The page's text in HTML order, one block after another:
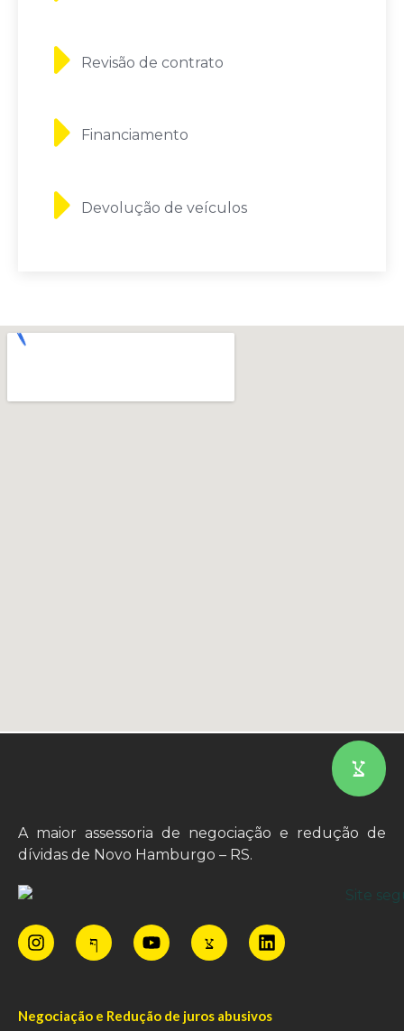
Revisão de contrato
Financiamento
Devolução de veículos
A maior assessoria de negociação e redução de
dívidas de Novo Hamburgo – RS.
Negociação e Redução de juros abusivos